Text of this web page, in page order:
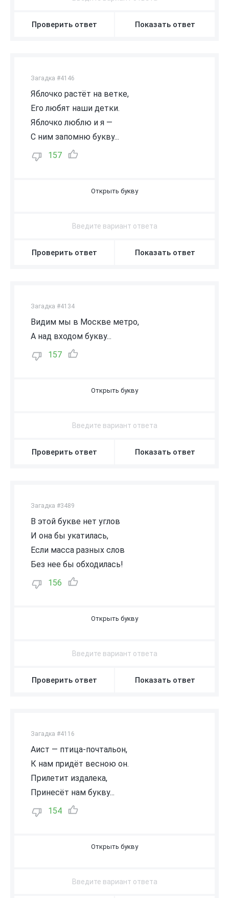
Проверить ответ Показать ответ
Загадка #4146
Яблочко растёт на ветке,
Его любят наши детки.
Яблочко люблю и я —
С ним запомню букву...
157
Проверить ответ Показать ответ
Загадка #4134
Видим мы в Москве метро,
А над входом букву...
157
Проверить ответ Показать ответ
Загадка #3489
В этой букве нет углов
И она бы укатилась,
Если масса разных слов
Без нее бы обходилась!
156
Проверить ответ Показать ответ
Загадка #4116
Аист — птица-почтальон,
К нам придёт весною он.
Прилетит издалека,
Принесёт нам букву...
154